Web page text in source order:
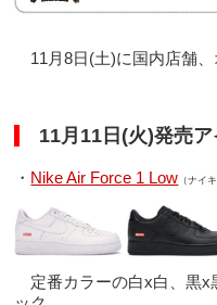
11月8日(土)に国内店舗、
11月11日(火)発売ア
・ Nike Air Force 1 Low （ナイ
定番カラーの白x白、黒x